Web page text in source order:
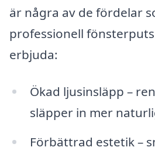
är några av de fördelar
professionell
erbjuda:
Ökad ljusinsläpp –
släpper in mer
Förbättrad estetik –